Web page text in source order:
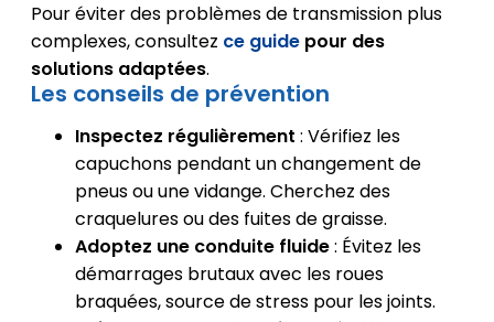
Pour éviter des problèmes de transmission plus
complexes, consultez ce guidepour des
solutions adaptées.
Les conseils de prévention
Inspectez régulièrement : Vérifiez les
capuchons pendant un changement de
pneus ou une vidange. Cherchez des
craquelures ou des fuites de graisse.
Adoptez une conduite fluide: Évitez les
démarrages brutaux avec les roues
braquées, source de stress pour les joints.